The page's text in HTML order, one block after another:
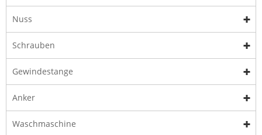
Nuss
Schrauben
Gewindestange
Anker
Waschmaschine